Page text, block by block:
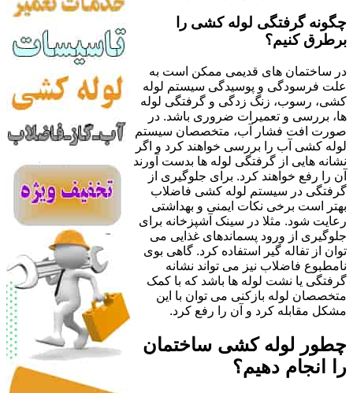
چگونه گرفتگی لوله کشی را
برطرق کنیم؟
در ساختمان های قدیمی ممکن است به
علت فرسودگی و پوسیدگی سیستم لوله
کشی، رسوب، زنگ زدگی و گرفتگی لوله
ها، بررسی و تعمیرات ضروری باشد. در
صورت افت فشار آب، متخصصان سیستم
لوله کشی آب را بررسی خواهند کرد و اگر
نشانه هایی از گرفتگی لوله ها بدست آورند
آن را رفع خواهند کرد. برای جلوگیری از
گرفتگی در سیستم لوله کشی فاضلاب
بهتر است برخی نکات ایمنی و بهداشتی
رعایت شود. مثلا در سینک آشپزخانه برای
جلوگیری از ورود پسماندهای غذایی می
توان از تفاله گیر استفاده کرد. گاهی بوی
نامطبوع فاضلاب نیز می تواند نشانه
گرفتگی یا نشت لوله ها باشد که با کمک
متخصصان لوله بازکنی می توان با این
مشکل مقابله کرد و آن را رفع کرد.
چطور لوله کشی ساختمان
را انجام دهیم؟